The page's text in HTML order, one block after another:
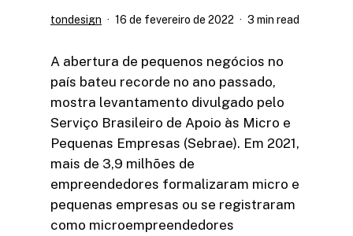
tondesign 16 de fevereiro de 2022 3 min read
A abertura de pequenos negócios no
país bateu recorde no ano passado,
mostra levantamento divulgado pelo
Serviço Brasileiro de Apoio às Micro e
Pequenas Empresas (Sebrae). Em 2021,
mais de 3,9 milhões de
empreendedores formalizaram micro e
pequenas empresas ou se registraram
como microempreendedores